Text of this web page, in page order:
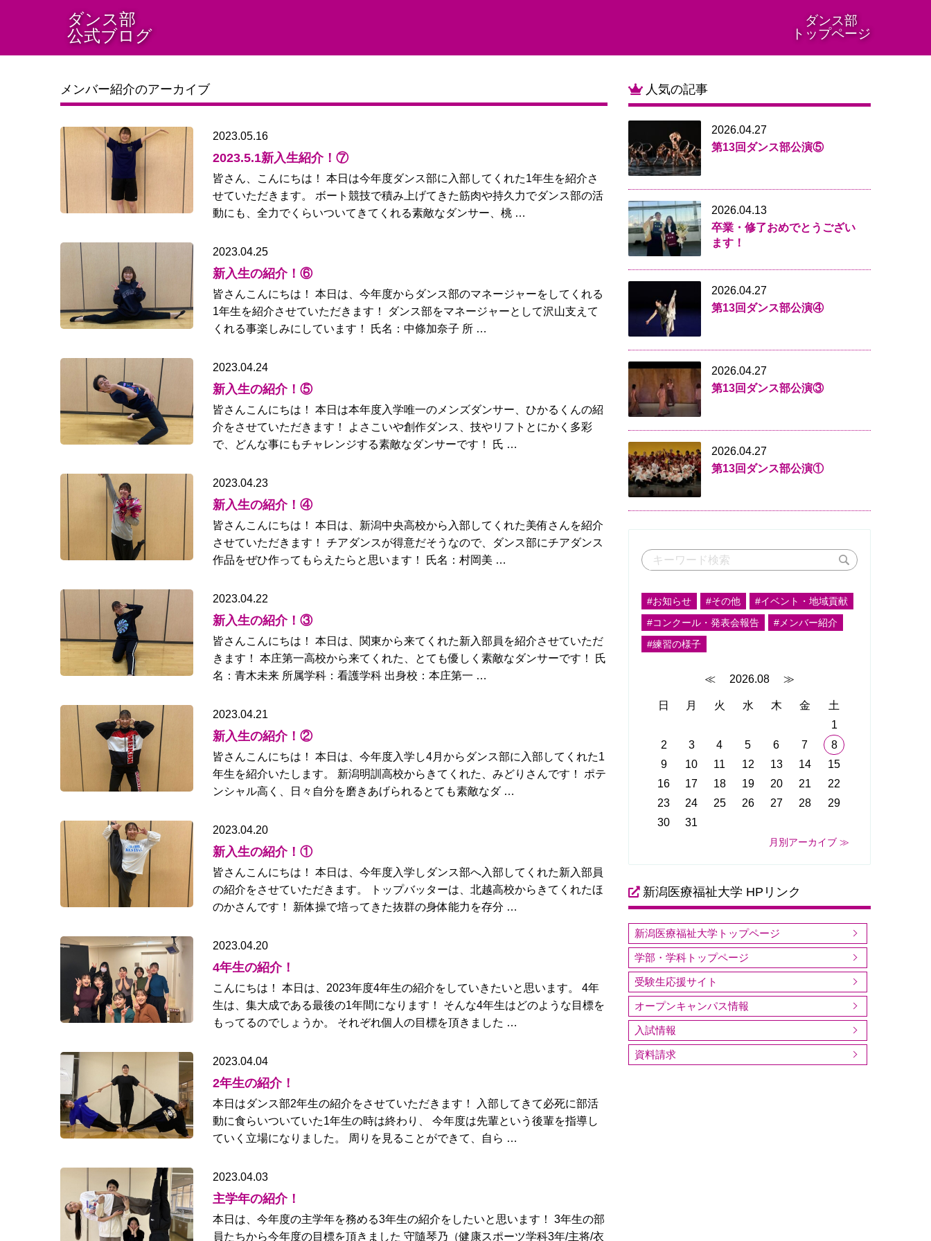
ダンス部
トップページ
ダンス部
公式ブログ
メンバー紹介のアーカイブ
2023.05.16
2023.5.1新入生紹介！⑦
皆さん、こんにちは！ 本日は今年度ダンス部に入部してくれた1年生を紹介さ
せていただきます。 ボート競技で積み上げてきた筋肉や持久力でダンス部の活
動にも、全力でくらいついてきてくれる素敵なダンサー、桃 …
2023.04.25
新入生の紹介！⑥
皆さんこんにちは！ 本日は、今年度からダンス部のマネージャーをしてくれる
1年生を紹介させていただきます！ ダンス部をマネージャーとして沢山支えて
くれる事楽しみにしています！ 氏名：中條加奈子 所 …
2023.04.24
新入生の紹介！⑤
皆さんこんにちは！ 本日は本年度入学唯一のメンズダンサー、ひかるくんの紹
介をさせていただきます！ よさこいや創作ダンス、技やリフトとにかく多彩
で、どんな事にもチャレンジする素敵なダンサーです！ 氏 …
2023.04.23
新入生の紹介！④
皆さんこんにちは！ 本日は、新潟中央高校から入部してくれた美侑さんを紹介
させていただきます！ チアダンスが得意だそうなので、ダンス部にチアダンス
作品をぜひ作ってもらえたらと思います！ 氏名：村岡美 …
2023.04.22
新入生の紹介！③
皆さんこんにちは！ 本日は、関東から来てくれた新入部員を紹介させていただ
きます！ 本庄第一高校から来てくれた、とても優しく素敵なダンサーです！ 氏
名：青木未来 所属学科：看護学科 出身校：本庄第一 …
2023.04.21
新入生の紹介！②
皆さんこんにちは！ 本日は、今年度入学し4月からダンス部に入部してくれた1
年生を紹介いたします。 新潟明訓高校からきてくれた、みどりさんです！ ポテ
ンシャル高く、日々自分を磨きあげられるとても素敵なダ …
2023.04.20
新入生の紹介！①
皆さんこんにちは！ 本日は、今年度入学しダンス部へ入部してくれた新入部員
の紹介をさせていただきます。 トップバッターは、北越高校からきてくれたほ
のかさんです！ 新体操で培ってきた抜群の身体能力を存分 …
2023.04.20
4年生の紹介！
こんにちは！ 本日は、2023年度4年生の紹介をしていきたいと思います。 4年
生は、集大成である最後の1年間になります！ そんな4年生はどのような目標を
もってるのでしょうか。 それぞれ個人の目標を頂きました …
2023.04.04
2年生の紹介！
本日はダンス部2年生の紹介をさせていただきます！ 入部してきて必死に部活
動に食らいついていた1年生の時は終わり、 今年度は先輩という後輩を指導し
ていく立場になりました。 周りを見ることができて、自ら …
2023.04.03
主学年の紹介！
本日は、今年度の主学年を務める3年生の紹介をしたいと思います！ 3年生の部
員たちから今年度の目標を頂きました 守隨琴乃（健康スポーツ学科3年/主将/衣
人気の記事
2026.04.27
第13回ダンス部公演⑤
2026.04.13
卒業・修了おめでとうござい
ます！
2026.04.27
第13回ダンス部公演④
2026.04.27
第13回ダンス部公演③
2026.04.27
第13回ダンス部公演①
#お知らせ #その他
#イベント・地域貢献
#コンクール・発表会報告
#メンバー紹介
#練習の様子
≪ 2026.08 ≫
日 月 火 水 木 金
土
1
2
3 4 5 6 7
8
9
10 11 12 13 14
15
16
17 18 19 20 21
22
23
24 25 26 27 28
29
30
31
月別アーカイブ ≫
新潟医療福祉大学 HPリンク
新潟医療福祉大学トップページ
学部・学科トップページ
受験生応援サイト
オープンキャンパス情報
入試情報
資料請求